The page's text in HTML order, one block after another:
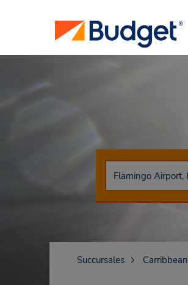
Succursales Carribbean